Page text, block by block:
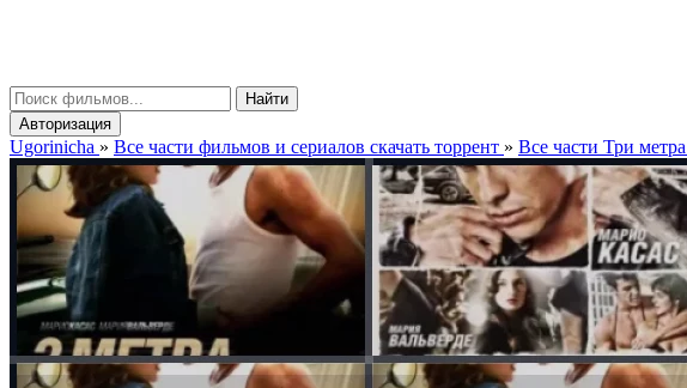
Найти
Авторизация
Ugorinicha » Все части фильмов и сериалов скачать торрент » Все части Три